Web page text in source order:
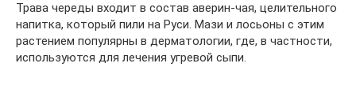
Трава череды входит в состав аверин-чая, целительного
напитка, который пили на Руси. Мази и лосьоны с этим
растением популярны в дерматологии, где, в частности,
используются для лечения угревой сыпи.